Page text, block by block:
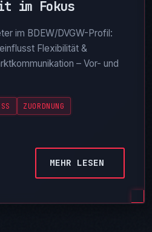
im Fokus
im BDEW/DVGW-Profil:
Flexibilität &
– Vor- und
ZUORDNUNG
MEHR LESEN